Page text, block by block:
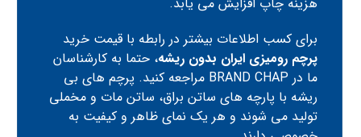
برای کسب اطلاعات بیشتر در رابطه با قیمت خرید
پرچم رومیزی ایران بدون ریشه، حتما به کارشناسان
ما درBRAND CHAP مراجعه کنید. پرچم های بی
ریشه با پارچه های ساتن براق، ساتن مات و مخملی
تولید می شوند و هر یک نمای ظاهر و کیفیت به